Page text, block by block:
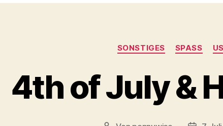
Kategorien
SONSTIGES SPASS
4th of July &